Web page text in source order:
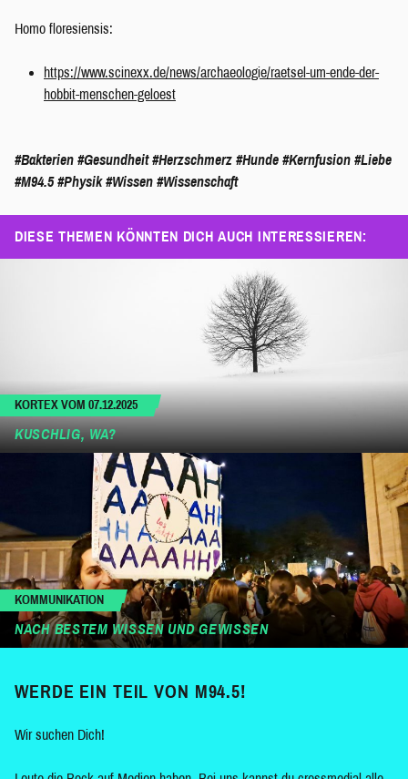
Homo floresiensis:
https://www.scinexx.de/news/archaeologie/raetsel-um-ende-der-
hobbit-menschen-geloest
#Bakterien #Gesundheit #Herzschmerz #Hunde #Kernfusion #Liebe
#M94.5 #Physik #Wissen #Wissenschaft
DIESE THEMEN KÖNNTEN DICH AUCH INTERESSIEREN:
KORTEX VOM 07.12.2025
KUSCHLIG, WA?
KOMMUNIKATION
NACH BESTEM WISSEN UND GEWISSEN
WERDE EIN TEIL VON M94.5!
Wir suchen Dich!